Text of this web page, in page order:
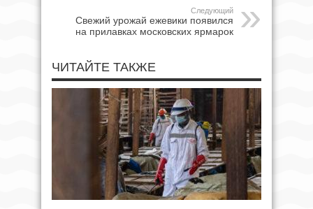
Следующий
Свежий урожай ежевики появился
на прилавках московских ярмарок
ЧИТАЙТЕ ТАКЖЕ